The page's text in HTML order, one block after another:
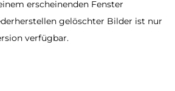
erscheinenden Fenster
gelöschter Bilder ist nur
verfügbar.